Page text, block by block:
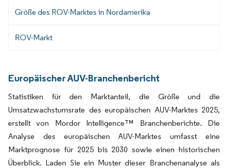
Größe des ROV-Marktes in Nordamerika
ROV-Markt
Europäischer AUV-Branchenbericht
Statistiken für den Marktanteil, die Größe und die
Umsatzwachstumsrate des europäischen AUV-Marktes 2025,
erstellt von Mordor Intelligence™ Branchenberichte. Die
Analyse des europäischen AUV-Marktes umfasst eine
Marktprognose für 2025 bis 2030 sowie einen historischen
Überblick. Laden Sie ein Muster dieser Branchenanalyse als